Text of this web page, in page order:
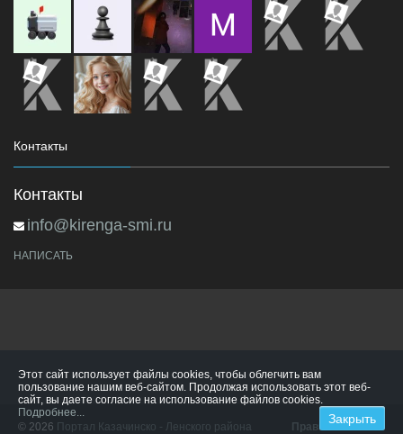
Контакты
Контакты
info@kirenga-smi.ru
НАПИСАТЬ
© 2026 Портал Казачинско - Ленского района Правила сайта
Этот сайт использует файлы cookies, чтобы облегчить вам
пользование нашим веб-сайтом. Продолжая использовать этот веб-
сайт, вы даете согласие на использование файлов cookies.
Подробнее...